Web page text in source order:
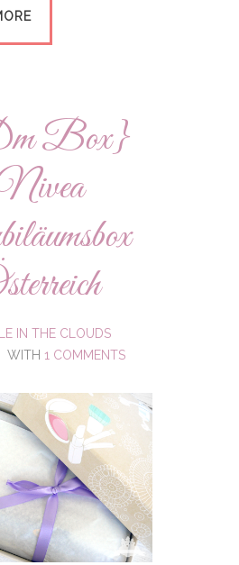
Box}
IN THE CLOUDS
WITH 1 COMMENTS